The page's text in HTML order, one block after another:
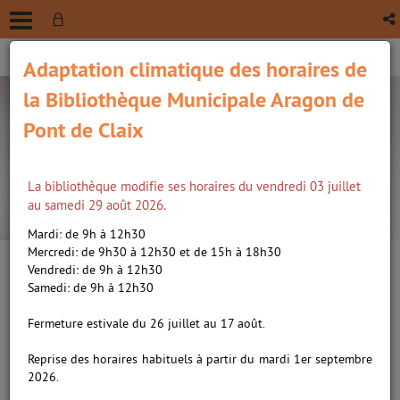
recherche avancée
PRÉ-INSCRIPTION
Bibliothèques du réseau SItpi
(Échirolles, Fontaine, Pont de-Claix, Saint-
Adaptation climatique des horaires de
la Bibliothèque Municipale Aragon de
Pont de Claix
La bibliothèque modifie ses horaires du vendredi 03 juillet
au samedi 29 août 2026.
Mardi: de 9h à 12h30
Mercredi: de 9h30 à 12h30 et de 15h à 18h30
Vendredi: de 9h à 12h30
Samedi: de 9h à 12h30
Fermeture estivale du 26 juillet au 17 août.
Reprise des horaires habituels à partir du mardi 1er septembre
2026.